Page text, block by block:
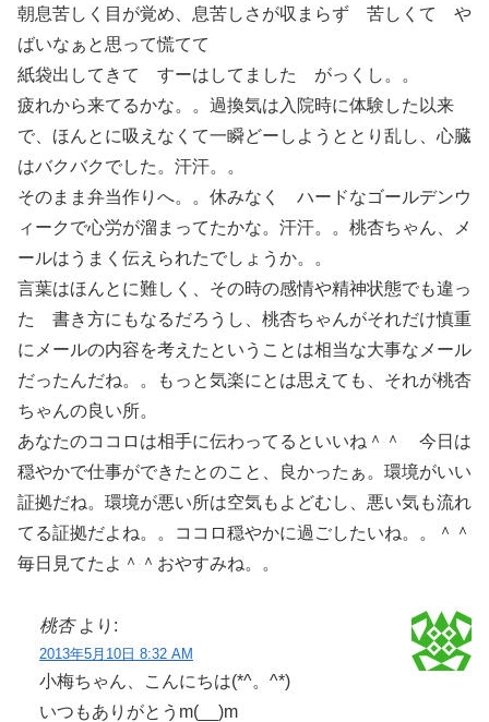
朝息苦しく目が覚め、息苦しさが収まらず 苦しくて や
ばいなぁと思って慌てて
紙袋出してきて すーはしてました がっくし。。
疲れから来てるかな。。過換気は入院時に体験した以来
で、ほんとに吸えなくて一瞬どーしようととり乱し、心臓
はバクバクでした。汗汗。。
そのまま弁当作りへ。。休みなく ハードなゴールデンウ
ィークで心労が溜まってたかな。汗汗。。桃杏ちゃん、メ
ールはうまく伝えられたでしょうか。。
言葉はほんとに難しく、その時の感情や精神状態でも違っ
た 書き方にもなるだろうし、桃杏ちゃんがそれだけ慎重
にメールの内容を考えたということは相当な大事なメール
だったんだね。。もっと気楽にとは思えても、それが桃杏
ちゃんの良い所。
あなたのココロは相手に伝わってるといいね＾＾ 今日は
穏やかで仕事ができたとのこと、良かったぁ。環境がいい
証拠だね。環境が悪い所は空気もよどむし、悪い気も流れ
てる証拠だよね。。ココロ穏やかに過ごしたいね。。＾＾
毎日見てたよ＾＾おやすみね。。
桃杏 より:
2013年5月10日 8:32 AM
小梅ちゃん、こんにちは(*^。^*)
いつもありがとうm(__)m